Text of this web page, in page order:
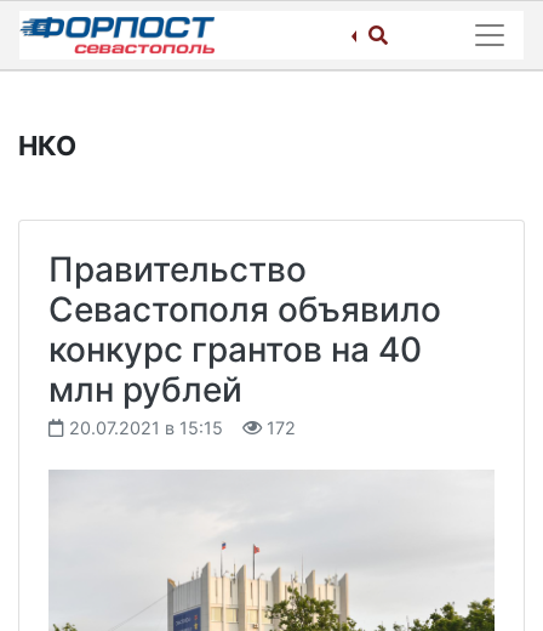
Skip
content
НКО
Правительство
Севастополя объявило
конкурс грантов на 40
млн рублей
20.07.2021 в 15:15 172